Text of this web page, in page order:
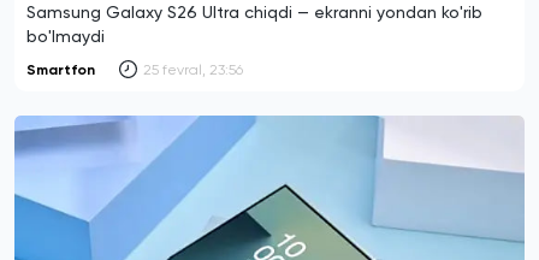
Samsung Galaxy S26 Ultra chiqdi — ekranni yondan ko'rib
bo'lmaydi
Smartfon 25 fevral, 23:56